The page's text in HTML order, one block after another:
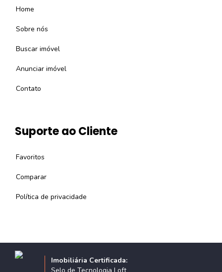
Home
Sobre nós
Buscar imóvel
Anunciar imóvel
Contato
Suporte ao Cliente
Favoritos
Comparar
Política de privacidade
Imobiliária Certificada: